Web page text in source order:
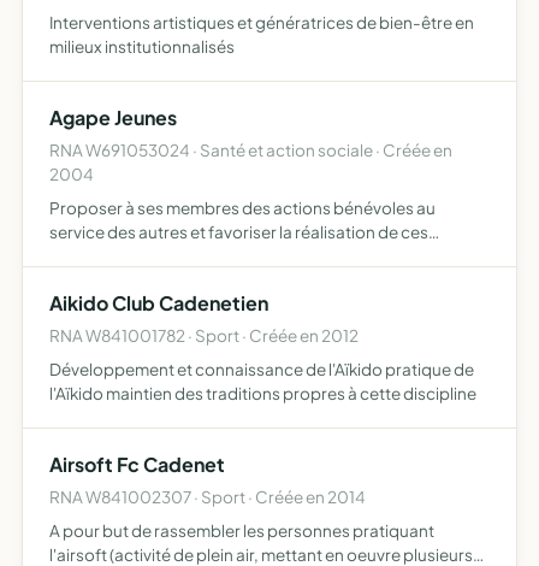
Interventions artistiques et génératrices de bien-être en
milieux institutionnalisés
Agape Jeunes
RNA W691053024 · Santé et action sociale · Créée en
2004
Proposer à ses membres des actions bénévoles au
service des autres et favoriser la réalisation de ces
p…
Aikido Club Cadenetien
RNA W841001782 · Sport · Créée en 2012
Développement et connaissance de l'Aïkido pratique de
l'Aïkido maintien des traditions propres à cette discipline
Airsoft Fc Cadenet
RNA W841002307 · Sport · Créée en 2014
A pour but de rassembler les personnes pratiquant
l'airsoft (activité de plein air, mettant en oeuvre plusieurs